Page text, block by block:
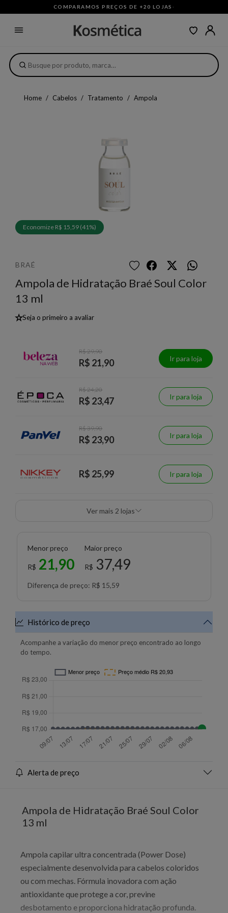
COMPARAMOS PREÇOS DE +20 LOJAS ·
Home Cabelos Tratamento Ampola
Economize R$ 15,59 (41%)
BRAÉ
Ampola de Hidratação Braé Soul Color
13 ml
★Seja o primeiro a avaliar
R$ 29,90
R$ 21,90 Ir para loja
R$ 24,20
R$ 23,47 Ir para loja
R$ 39,90
R$ 23,90 Ir para loja
R$ 25,99 Ir para loja
Ver mais 2 lojas
Menor preço
R$ 21,90
Maior preço
R$ 37,49
Diferença de preço: R$ 15,59
Histórico de preço
Acompanhe a variação do menor preço encontrado ao longo
do tempo.
Alerta de preço
Ampola de Hidratação Braé Soul Color
13 ml
Ampola capilar ultra concentrada (Power Dose)
especialmente desenvolvida para cabelos coloridos
ou com mechas. Fórmula inovadora com ação
antioxidante que protege a cor, previne
desbotamento e proporciona hidratação profunda.